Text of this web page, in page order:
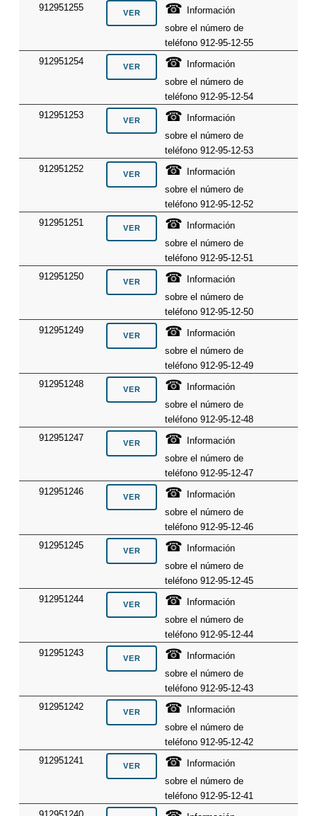
912951255
☎
Información
sobre el número de
teléfono 912-95-12-55
912951254
☎
Información
sobre el número de
teléfono 912-95-12-54
912951253
☎
Información
sobre el número de
teléfono 912-95-12-53
912951252
☎
Información
sobre el número de
teléfono 912-95-12-52
912951251
☎
Información
sobre el número de
teléfono 912-95-12-51
912951250
☎
Información
sobre el número de
teléfono 912-95-12-50
912951249
☎
Información
sobre el número de
teléfono 912-95-12-49
912951248
☎
Información
sobre el número de
teléfono 912-95-12-48
912951247
☎
Información
sobre el número de
teléfono 912-95-12-47
912951246
☎
Información
sobre el número de
teléfono 912-95-12-46
912951245
☎
Información
sobre el número de
teléfono 912-95-12-45
912951244
☎
Información
sobre el número de
teléfono 912-95-12-44
912951243
☎
Información
sobre el número de
teléfono 912-95-12-43
912951242
☎
Información
sobre el número de
teléfono 912-95-12-42
912951241
☎
Información
sobre el número de
teléfono 912-95-12-41